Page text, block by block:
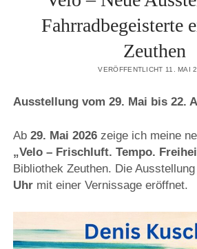
Fahrradbegeisterte
Zeuthen
VERÖFFENTLICHT 11. MAI
Ausstellung vom 29. Mai bis 22.
Ab 29. Mai 2026zeige ich meine
„Velo – Frischluft. Tempo.
Bibliothek Zeuthen. Die Ausstellung
Uhr mit einer Vernissage eröffnet.